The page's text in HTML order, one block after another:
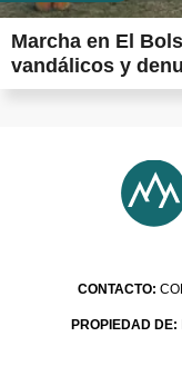
Marcha en El
vandálicos y
CONTACTO:
PROPIEDAD DE: